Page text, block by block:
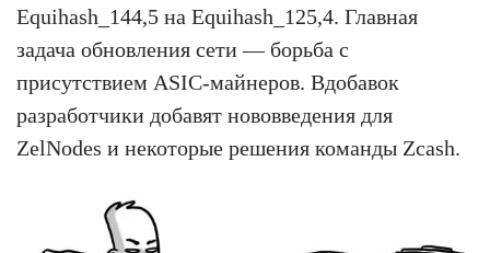
Equihash_144,5 на Equihash_125,4. Главная
задача обновления сети — борьба с
присутствием ASIC-майнеров. Вдобавок
разработчики добавят нововведения для
ZelNodes и некоторые решения команды Zcash.